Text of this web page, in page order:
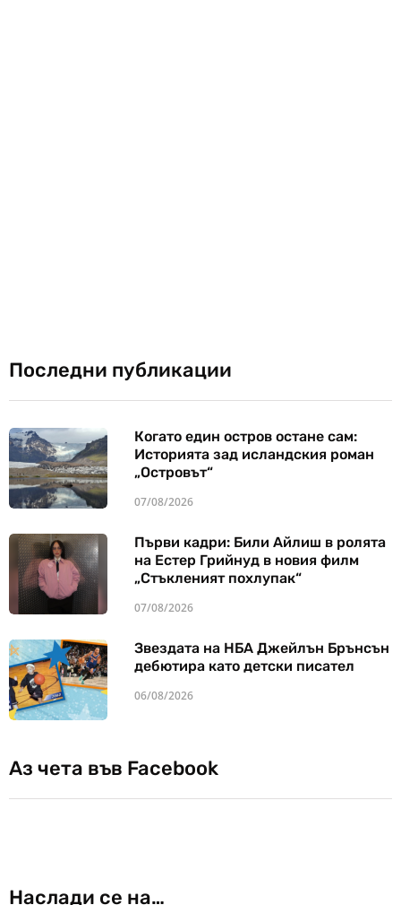
Последни публикации
Когато един остров остане сам:
Историята зад исландския роман
„Островът“
07/08/2026
Първи кадри: Били Айлиш в ролята
на Естер Грийнуд в новия филм
„Стъкленият похлупак“
07/08/2026
Звездата на НБА Джейлън Брънсън
дебютира като детски писател
06/08/2026
Аз чета във Facebook
Наслади се на…